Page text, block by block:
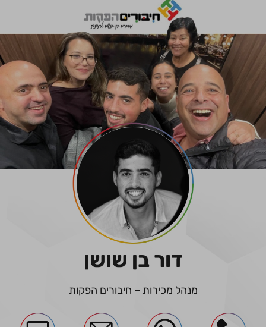
דור בן שושן
מנהל מכירות – חיבורים הפקות